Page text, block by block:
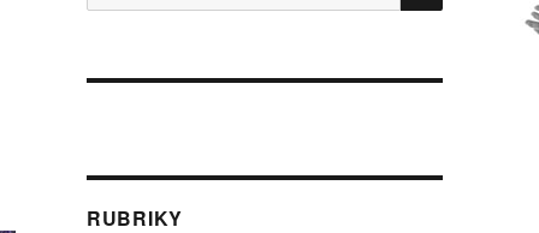
RUBRIKY